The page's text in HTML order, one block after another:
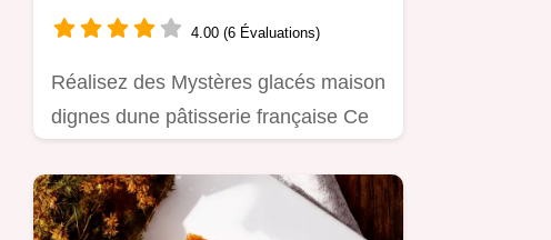
4.00 (6 Évaluations)
Réalisez des Mystères glacés maison
dignes dune pâtisserie française Ce